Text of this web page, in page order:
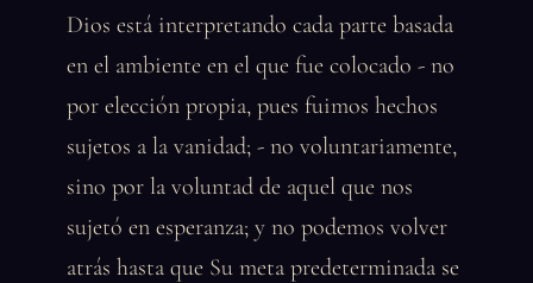
Dios está interpretando cada parte basada
en el ambiente en el que fue colocado - no
por elección propia, pues fuimos hechos
sujetos a la vanidad; - no voluntariamente,
sino por la voluntad de aquel que nos
sujetó en esperanza; y no podemos volver
atrás hasta que Su meta predeterminada se